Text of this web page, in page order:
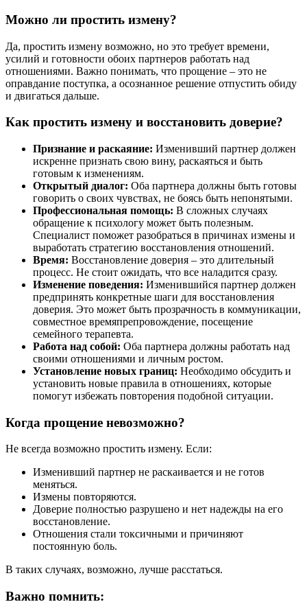
Можно ли простить измену?
Да, простить измену возможно, но это требует времени,
усилий и готовности обоих партнеров работать над
отношениями. Важно понимать, что прощение – это не
оправдание поступка, а осознанное решение отпустить обиду
и двигаться дальше.
Как простить измену и восстановить доверие?
Признание и раскаяние: Изменивший партнер должен
искренне признать свою вину, раскаяться и быть
готовым к изменениям.
Открытый диалог: Оба партнера должны быть готовы
говорить о своих чувствах, не боясь быть непонятыми.
Профессиональная помощь: В сложных случаях
обращение к психологу может быть полезным.
Специалист поможет разобраться в причинах измены и
выработать стратегию восстановления отношений.
Время: Восстановление доверия – это длительный
процесс. Не стоит ожидать, что все наладится сразу.
Изменение поведения: Изменившийся партнер должен
предпринять конкретные шаги для восстановления
доверия. Это может быть прозрачность в коммуникации,
совместное времяпрепровождение, посещение
семейного терапевта.
Работа над собой: Оба партнера должны работать над
своими отношениями и личным ростом.
Установление новых границ: Необходимо обсудить и
установить новые правила в отношениях, которые
помогут избежать повторения подобной ситуации.
Когда прощение невозможно?
Не всегда возможно простить измену. Если:
Изменивший партнер не раскаивается и не готов
меняться.
Измены повторяются.
Доверие полностью разрушено и нет надежды на его
восстановление.
Отношения стали токсичными и причиняют
постоянную боль.
В таких случаях, возможно, лучше расстаться.
Важно помнить: